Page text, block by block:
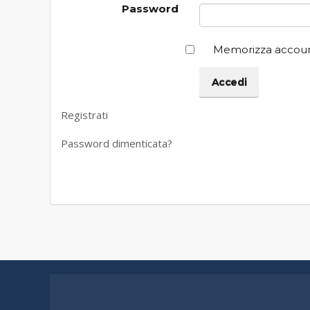
Password
Memorizza
Registrati
Password dimenticata?